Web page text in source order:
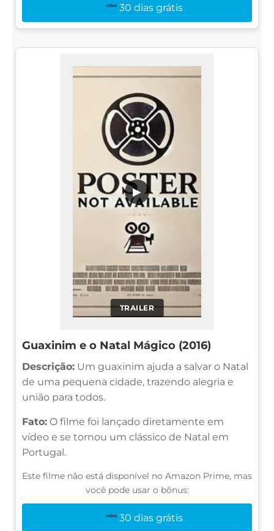
30 dias grátis
TRAILER
▶
Guaxinim e o Natal Mágico (2016)
Descrição: Um guaxinim ajuda a salvar o Natal
de uma pequena cidade, trazendo alegria e
união para todos.
Fato: O filme foi lançado diretamente em
vídeo e se tornou um clássico de Natal em
Portugal.
Este filme não está disponível no Amazon Prime, mas
você pode usar o bônus:
30 dias grátis